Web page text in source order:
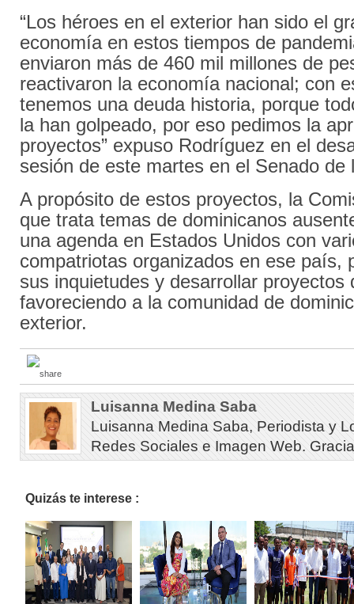
“Los héroes en el exterior han sido el
economía en estos tiempos de
enviaron más de 460 mil millones de
reactivaron la economía nacional; con
tenemos una deuda historia, porque
la han golpeado, por eso pedimos la
proyectos” expuso Rodríguez en el
sesión de este martes en el Senado de
A propósito de estos proyectos, la
que trata temas de dominicanos
una agenda en Estados Unidos con
compatriotas organizados en ese país,
sus inquietudes y desarrollar proyectos
favoreciendo a la comunidad de
exterior.
Luisanna Medina Saba
Luisanna Medina Saba, Periodista y
Redes Sociales e Imagen Web.
Quizás te interese :